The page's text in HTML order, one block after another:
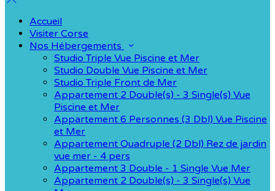
Accueil
Visiter Corse
Nos Hébergements
Studio Triple Vue Piscine et Mer
Studio Double Vue Piscine et Mer
Studio Triple Front de Mer
Appartement 2 Double(s) - 3 Single(s) Vue
Piscine et Mer
Appartement 6 Personnes (3 Dbl) Vue Piscine
et Mer
Appartement Quadruple (2 Dbl) Rez de jardin
vue mer - 4 pers
Appartement 3 Double - 1 Single Vue Mer
Appartement 2 Double(s) - 3 Single(s) Vue